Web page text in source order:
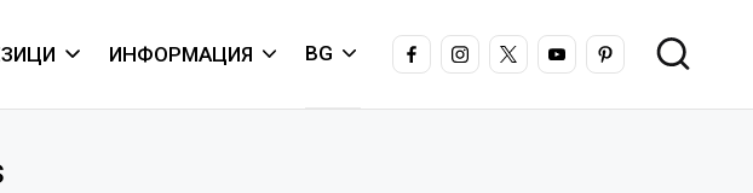
ИНФОРМАЦИЯ BG FACEBOOKINSTAGRAM
X YOUTUBEPINTEREST